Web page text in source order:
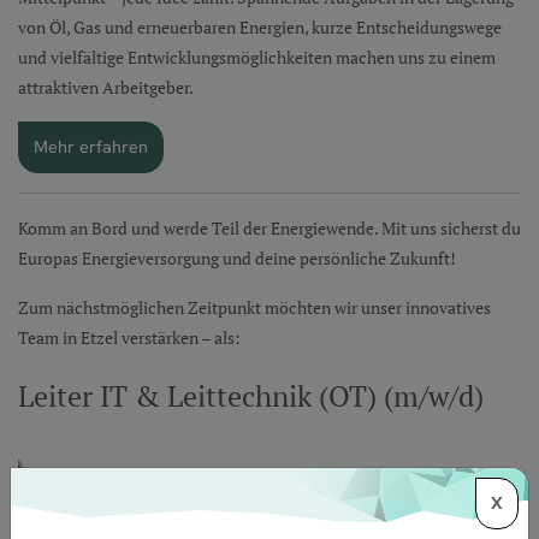
von Öl, Gas und erneuerbaren Energien, kurze Entscheidungswege
und vielfältige Entwicklungsmöglichkeiten machen uns zu einem
attraktiven Arbeitgeber.
Mehr erfahren
Komm an Bord und werde Teil der Energiewende. Mit uns sicherst du
Europas Energieversorgung und deine persönliche Zukunft!
Zum nächstmöglichen Zeitpunkt möchten wir unser innovatives
Team in Etzel verstärken – als:
Leiter IT & Leittechnik (OT) (m/w/d)
X